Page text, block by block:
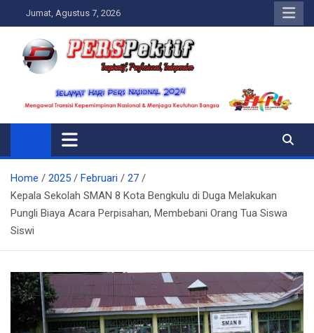
to
content
Jumat, Agustus 7, 2026
Perspektif.today
Ispiratif Profesional Independen
Home 2025 Februari
27
Kepala Sekolah SMAN 8 Kota Bengkulu di Duga Melakukan
Pungli Biaya Acara Perpisahan, Membebani Orang Tua Siswa
Siswi